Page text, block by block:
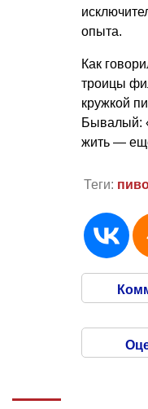
опыта.
Как
троицы
кружкой
Бывалый:
жить —
Теги: